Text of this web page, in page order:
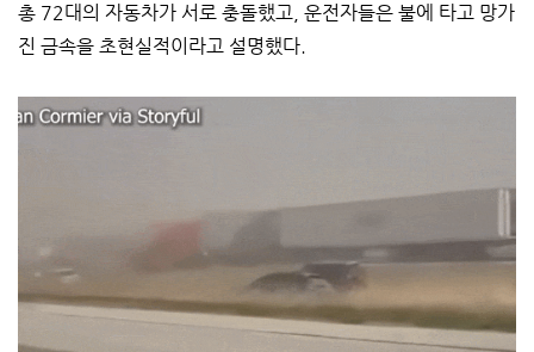
총 72대의 자동차가 서로 충돌했고, 운전자들은 불에 타고 망가
진 금속을 초현실적이라고 설명했다.